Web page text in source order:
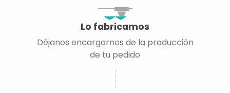
Lo fabricamos
Déjanos encargarnos de la producción
de tu pedido